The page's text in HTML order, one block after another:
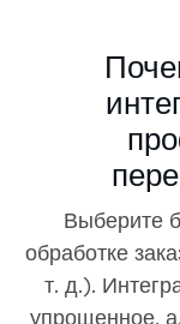
Выберите
обработке
т. д.).
упрощенное,